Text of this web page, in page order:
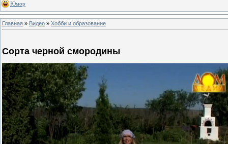
Юмор
Главная » Видео » Хобби и образование
Сорта черной смородины